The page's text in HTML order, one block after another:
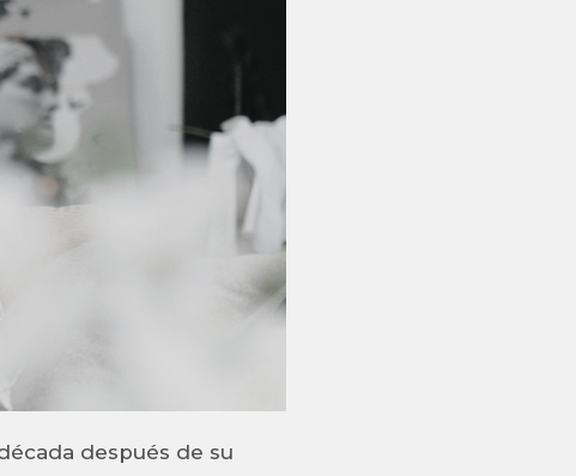
después de su